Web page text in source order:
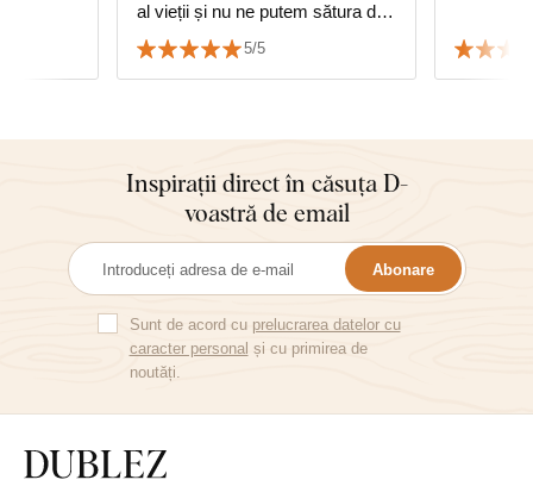
al vieții și nu ne putem sătura de
el. După experiențele cu achiziția
unei mici imagini, nu ne-am
cu atenție și dragoste. Chiar dacă
este doar o imprimare și nu o
modelare 3D, așa cum pare
uneori, arată uimitor. Culorile sunt
frumoase și totul este ambalat cu
grijă. Nu este prima noastră, nici
ultima achiziție. Vă mulțumim :)
5/5
Inspirații direct în căsuța D-
voastră de email
Abonare
Sunt de acord cu prelucrarea datelor cu
caracter personal și cu primirea de
noutăți.